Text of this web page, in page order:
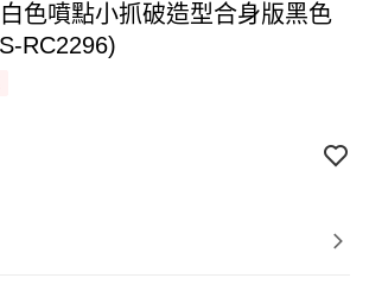
白色噴點小抓破造型合身版黑色
RC2296)